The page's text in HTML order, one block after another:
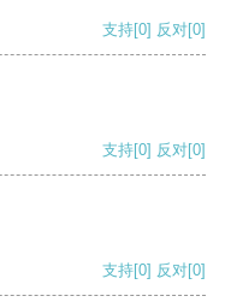
支持[0] 反对[0]
支持[0] 反对[0]
支持[0] 反对[0]